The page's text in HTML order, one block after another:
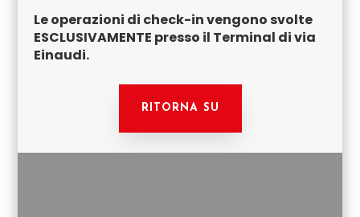
Le operazioni di check-in vengono svolte
ESCLUSIVAMENTE presso il Terminal di via
Einaudi.
RITORNA SU